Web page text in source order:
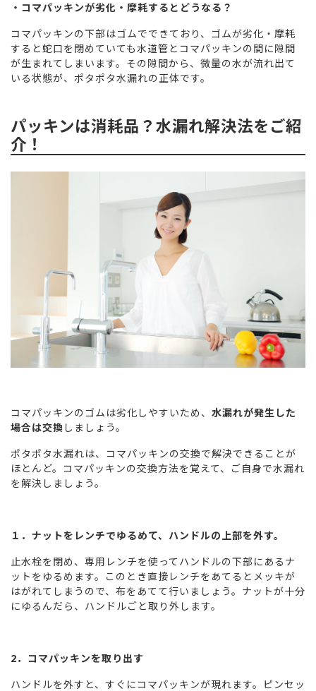
・コマパッキンが劣化・摩耗するとどうなる？
コマパッキンの下部はゴムでできており、ゴムが劣化・摩耗
すると蛇口を閉めていても水道管とコマパッキンの間に隙間
が生まれてしまいます。その隙間から、微量の水が流れ出て
いる状態が、ポタポタ水漏れの正体です。
パッキンは消耗品？水漏れ解決法をご紹
介！
コマパッキンのゴムは劣化しやすいため、 水漏れが発生した
場合は交換 しましょう。
ポタポタ水漏れは、コマパッキンの交換で解決できることが
ほとんど。コマパッキンの交換方法を覚えて、ご自身で水漏れ
を解決しましょう。
１．ナットをレンチでゆるめて、ハンドルの上部を外す。
止水栓を閉め、専用レンチを使ってハンドルの下部にあるナ
ットをゆるめます。このとき直接レンチをあてるとメッキが
はがれてしまうので、布をあてて行いましょう。ナットが十分
にゆるんだら、ハンドルごと取り外します。
2．コマパッキンを取り出す
ハンドルを外すと、すぐにコマパッキンが現れます。ピンセッ